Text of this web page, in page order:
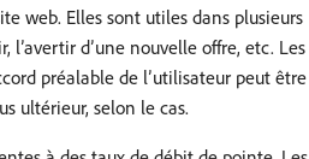
web. Elles sont utiles dans plusieurs
d’une nouvelle offre, etc. Les
préalable de lʼutilisateur peut être
ultérieur, selon le cas.